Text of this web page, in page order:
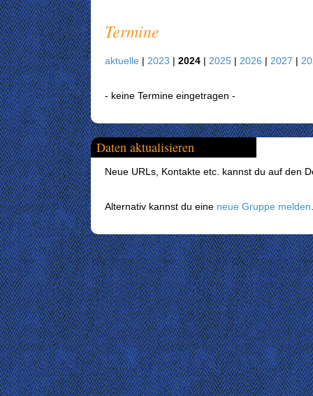
Termine
aktuelle | 2023 | 2024 | 2025 | 2026 | 2027 |
- keine Termine eingetragen -
Daten aktualisieren
Neue URLs, Kontakte etc. kannst du auf den
Alternativ kannst du eine neue Gruppe melden